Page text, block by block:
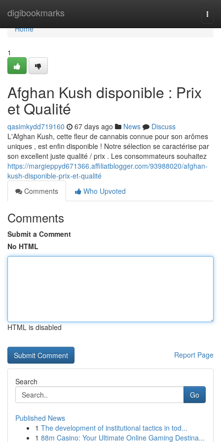
digibookmarks
Home
Home
1
Afghan Kush disponible : Prix
et Qualité
qasimkydd719160 67 days ago News
Discuss
L'Afghan Kush, cette fleur de cannabis connue pour son arômes
uniques , est enfin disponible ! Notre sélection se caractérise par
son excellent juste qualité / prix . Les consommateurs souhaitez
https://margieppyd671366.affiliatblogger.com/93988020/afghan-
kush-disponible-prix-et-qualité
Comments
Who Upvoted
Comments
Submit a Comment
No HTML
HTML is disabled
Report Page
Search
Go
Published News
1 The development of institutional tactics in tod...
1 88m Casino: Your Ultimate Online Gaming Destina...